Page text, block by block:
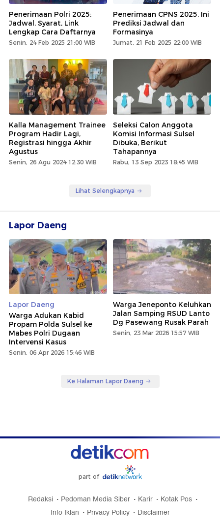
Penerimaan Polri 2025:
Jadwal, Syarat, Link
Lengkap Cara Daftarnya
Senin, 24 Feb 2025 21:00 WIB
Penerimaan CPNS 2025, Ini
Prediksi Jadwal dan
Formasinya
Jumat, 21 Feb 2025 22:00 WIB
Kalla Management Trainee
Program Hadir Lagi,
Registrasi hingga Akhir
Agustus
Senin, 26 Agu 2024 12:30 WIB
Seleksi Calon Anggota
Komisi Informasi Sulsel
Dibuka, Berikut
Tahapannya
Rabu, 13 Sep 2023 18:45 WIB
Lihat Selengkapnya
Lapor Daeng
Lapor Daeng
Warga Adukan Kabid
Propam Polda Sulsel ke
Mabes Polri Dugaan
Intervensi Kasus
Senin, 06 Apr 2026 15:46 WIB
Warga Jeneponto Keluhkan
Jalan Samping RSUD Lanto
Dg Pasewang Rusak Parah
Senin, 23 Mar 2026 15:57 WIB
Ke Halaman Lapor Daeng
part of
Redaksi Pedoman Media Siber Karir
Kotak Pos
Info Iklan
Privacy Policy Disclaimer